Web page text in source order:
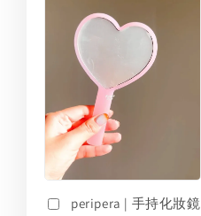
peripera | 手持化妝鏡